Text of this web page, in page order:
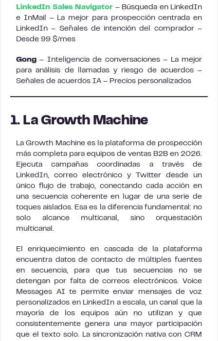
LinkedIn Sales Navigator – Búsqueda en LinkedIn
e InMail – La mejor para prospección centrada en
LinkedIn – Señales de intención del comprador –
Desde 99 $/mes
Gong – Inteligencia de conversaciones – La mejor
para análisis de llamadas y riesgo de acuerdos –
Señales de acuerdos IA – Precios personalizados
1. La Growth Machine
La Growth Machine es la plataforma de prospección
más completa para equipos de ventas B2B en 2026.
Ejecuta campañas coordinadas a través de
LinkedIn, correo electrónico y Twitter desde un
único flujo de trabajo, conectando cada acción en
una secuencia coherente en lugar de una serie de
toques aislados. Esa es la diferencia fundamental: no
solo alcance multicanal, sino orquestación
multicanal.
El enriquecimiento en cascada de la plataforma
encuentra datos de contacto de múltiples fuentes
en secuencia, para que tus secuencias no se
detengan por falta de correos electrónicos. Voice
Messages AI te permite enviar mensajes de voz
personalizados en LinkedIn a escala, un canal que la
mayoría de los equipos aún no utilizan y que
consistentemente genera una mayor participación
que el texto solo. La sincronización nativa con CRM